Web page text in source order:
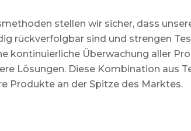
stellen wir sicher, dass
rückverfolgbar sind und strengen
kontinuierliche Überwachung aller
Lösungen. Diese Kombination aus
Produkte an der Spitze des Marktes.